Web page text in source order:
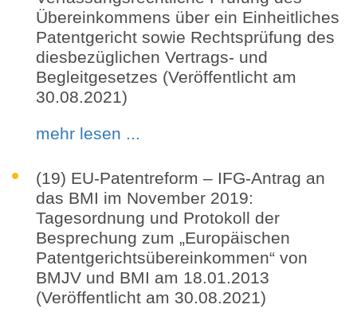
Übereinkommens über ein Einheitliches
Patentgericht sowie Rechtsprüfung des
diesbezüglichen Vertrags- und
Begleitgesetzes (Veröffentlicht am
30.08.2021)
mehr lesen ...
(19) EU-Patentreform – IFG-Antrag an
das BMI im November 2019:
Tagesordnung und Protokoll der
Besprechung zum „Europäischen
Patentgerichtsübereinkommen“ von
BMJV und BMI am 18.01.2013
(Veröffentlicht am 30.08.2021)